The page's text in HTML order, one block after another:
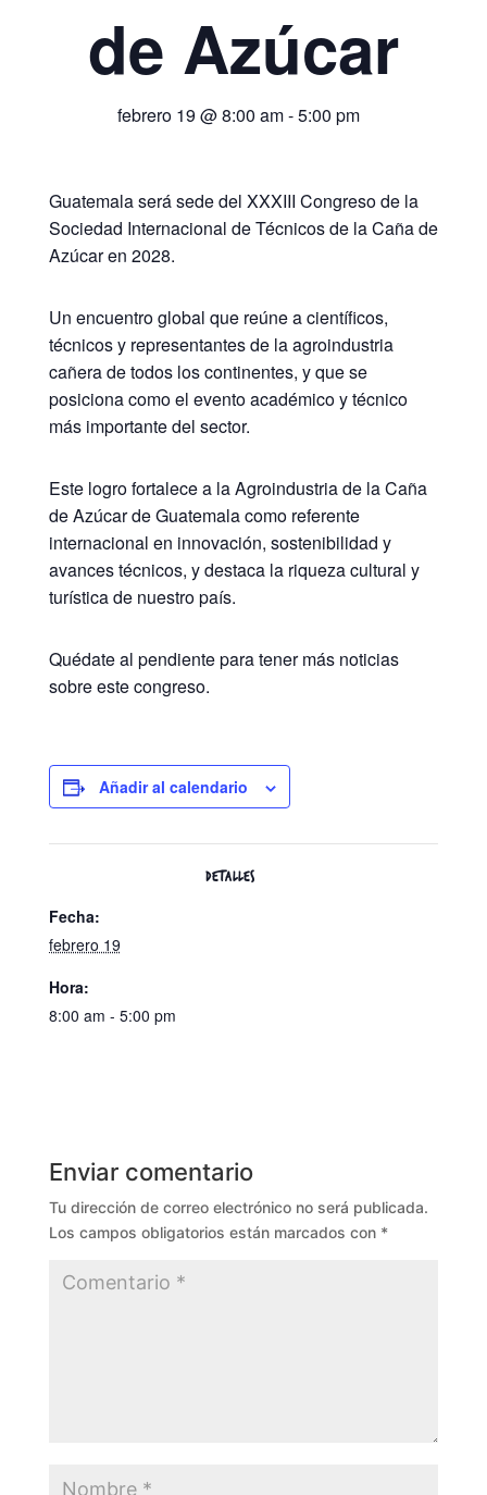
de Azúcar
febrero 19 @ 8:00 am-5:00 pm
Guatemala será sede del XXXIII Congreso de la
Sociedad Internacional de Técnicos de la Caña de
Azúcar en 2028.
Un encuentro global que reúne a científicos,
técnicos y representantes de la agroindustria
cañera de todos los continentes, y que se
posiciona como el evento académico y técnico
más importante del sector.
Este logro fortalece a la Agroindustria de la Caña
de Azúcar de Guatemala como referente
internacional en innovación, sostenibilidad y
avances técnicos, y destaca la riqueza cultural y
turística de nuestro país.
Quédate al pendiente para tener más noticias
sobre este congreso.
Añadir al calendario
DETALLES
Fecha:
febrero 19
Hora:
8:00 am - 5:00 pm
Enviar comentario
Tu dirección de correo electrónico no será publicada.
Los campos obligatorios están marcados con *